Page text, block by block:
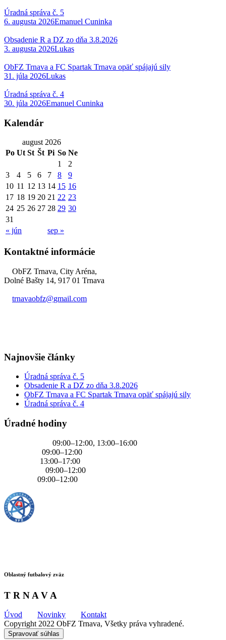
Úradná správa č. 5
6. augusta 2026Emanuel Cuninka
Obsadenie R a DZ zo dňa 3.8.2026
3. augusta 2026Lukas
ObFZ Trnava a FC Spartak Trnava opäť spájajú sily
31. júla 2026Lukas
Úradná správa č. 4
30. júla 2026Emanuel Cuninka
Kalendár
august 2026
Po Ut St Št Pi So Ne
« jún sep »
1
2
3
4 5 6 7 8
9
10 11 12 13 14 15 16
17 18 19 20 21 22 23
24 25 26 27 28 29 30
31
Kontaktné informácie
ObFZ Trnava, City Aréna,
Dolné Bašty 14, 917 01 Trnava
trnavaobfz@gmail.com
Najnovšie články
Úradná správa č. 5
Obsadenie R a DZ zo dňa 3.8.2026
ObFZ Trnava a FC Spartak Trnava opäť spájajú sily
Úradná správa č. 4
Úradné hodiny
09:00–12:00, 13:00–16:00
09:00–12:00
13:00–17:00
09:00–12:00
09:00–12:00
Oblastný futbalový zväz
T R N A V A
Úvod Novinky
Kontakt
Copyright 2022 ObFZ Trnava, Všetky práva vyhradené.
Spravovať súhlas